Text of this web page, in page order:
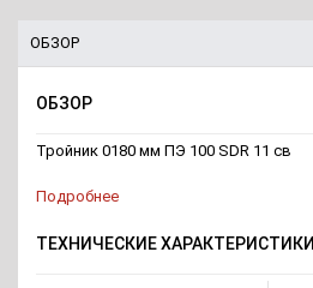
ОБЗОР
ОБЗОР
Тройник 0180 мм ПЭ 100 SDR 11 св
Подробнее
ТЕХНИЧЕСКИЕ ХАРАКТЕРИСТИКИ